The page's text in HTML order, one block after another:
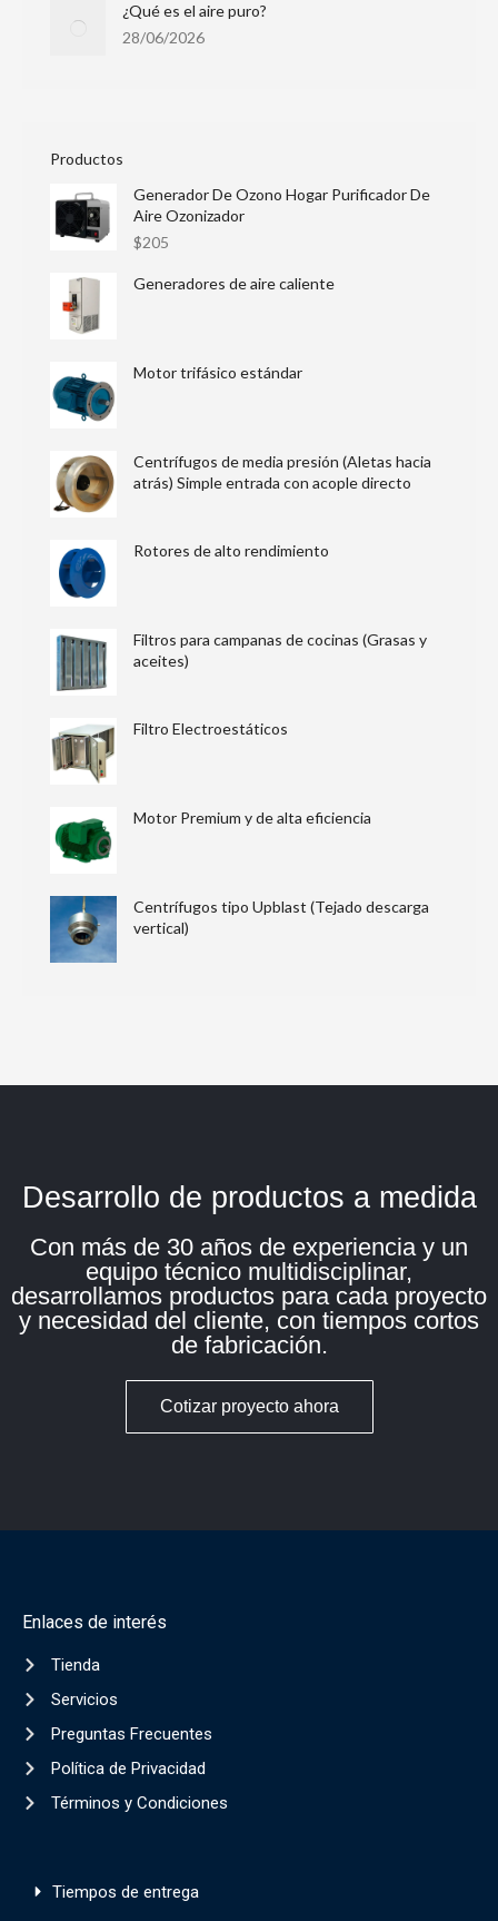
¿Qué es el aire puro?
28/06/2026
Productos
Generador De Ozono Hogar Purificador De
Aire Ozonizador
$205
Generadores de aire caliente
Motor trifásico estándar
Centrífugos de media presión (Aletas hacia
atrás) Simple entrada con acople directo
Rotores de alto rendimiento
Filtros para campanas de cocinas (Grasas y
aceites)
Filtro Electroestáticos
Motor Premium y de alta eficiencia
Centrífugos tipo Upblast (Tejado descarga
vertical)
Desarrollo de productos a medida
Con más de 30 años de experiencia y un
equipo técnico multidisciplinar,
desarrollamos productos para cada proyecto
y necesidad del cliente, con tiempos cortos
de fabricación.
Cotizar proyecto ahora
Enlaces de interés
Tienda
Servicios
Preguntas Frecuentes
Política de Privacidad
Términos y Condiciones
Tiempos de entrega